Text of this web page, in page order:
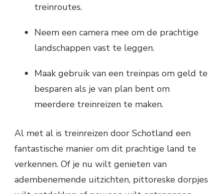
treinroutes.
Neem een camera mee om de prachtige
landschappen vast te leggen.
Maak gebruik van een treinpas om geld te
besparen als je van plan bent om
meerdere treinreizen te maken.
Al met al is treinreizen door Schotland een
fantastische manier om dit prachtige land te
verkennen. Of je nu wilt genieten van
adembenemende uitzichten, pittoreske dorpjes